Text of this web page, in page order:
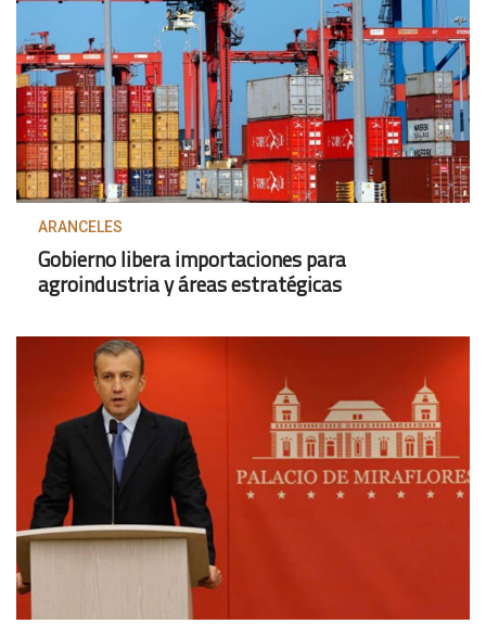
ARANCELES
Gobierno libera importaciones para
agroindustria y áreas estratégicas